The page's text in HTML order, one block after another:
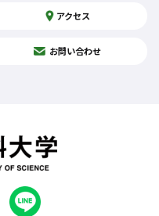
アクセス
お問い合わせ